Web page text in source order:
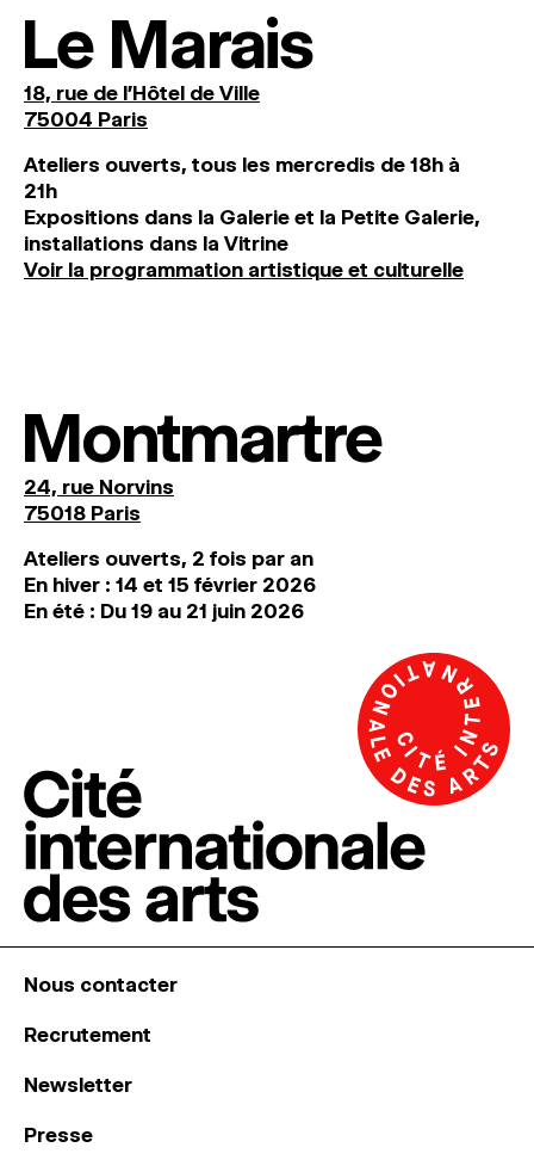
Le Marais
18, rue de l'Hôtel de Ville
75004 Paris
Ateliers ouverts, tous les mercredis de 18h à
21h
Expositions dans la Galerie et la Petite Galerie,
installations dans la Vitrine
Voir la programmation artistique et culturelle
Montmartre
24, rue Norvins
75018 Paris
Ateliers ouverts, 2 fois par an
En hiver : 14 et 15 février 2026
En été : Du 19 au 21 juin 2026
Nous contacter
Recrutement
Newsletter
Presse